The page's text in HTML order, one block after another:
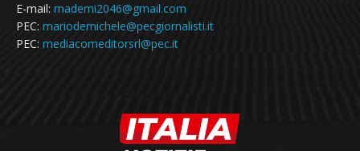
E-mail: mademi2046@gmail.com
PEC: mariodemichele@pecgiornalisti.it
PEC: mediacomeditorsrl@pec.it